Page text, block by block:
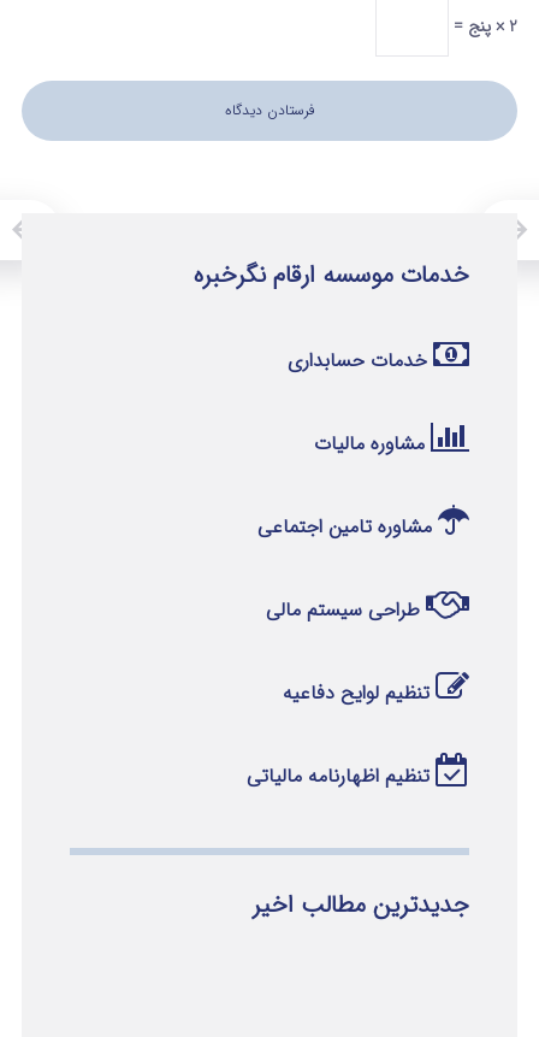
2 × پنج =
خدمات موسسه ارقام نگرخبره
خدمات حسابداری
مشاوره مالیات
مشاوره تامین اجتماعی
طراحی سیستم مالی
تنظیم لوایح دفاعیه
تنظیم اظهارنامه مالیاتی
جدیدترین مطالب اخیر